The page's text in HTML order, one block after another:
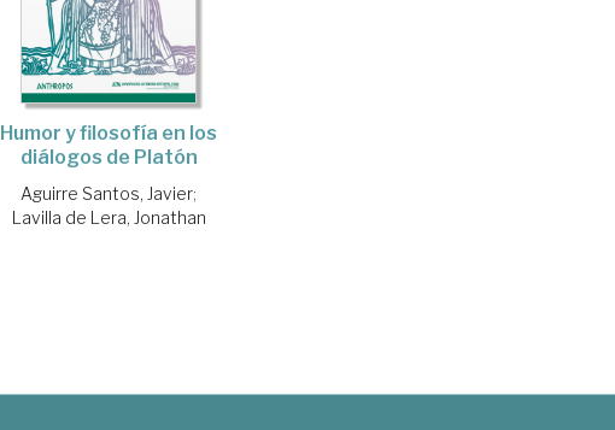
Humor y filosofía en los
diálogos de Platón
Aguirre Santos, Javier;
Lavilla de Lera, Jonathan